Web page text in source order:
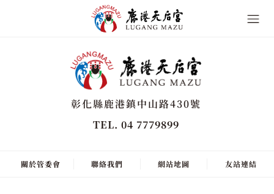
彰化縣鹿港鎮中山路430號
TEL. 04 7779899
關於管委會 聯絡我們 網站地圖 友站連結